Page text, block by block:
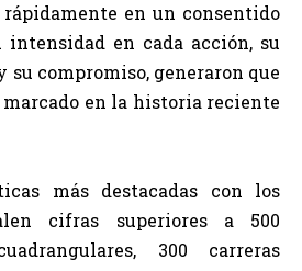
en un consentido
intensidad en cada acción, su
su compromiso, generaron que
marcado en la historia reciente
más destacadas con los
cifras superiores a 500
300 carreras